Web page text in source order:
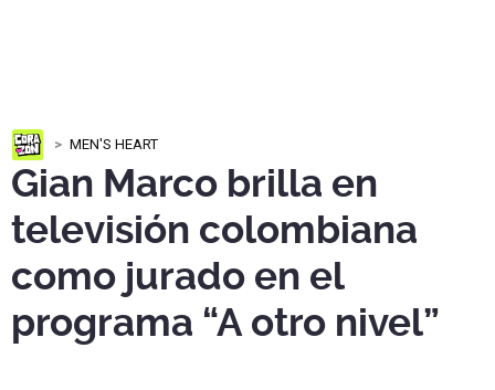
MEN'S HEART
Gian Marco brilla en
televisión colombiana
como jurado en el
programa “A otro nivel”